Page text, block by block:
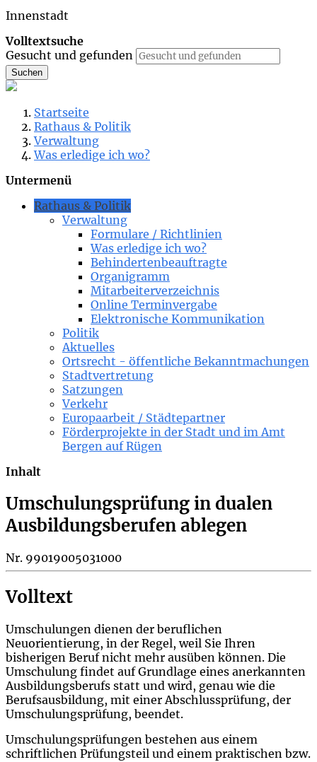
Innenstadt
Volltextsuche
Gesucht und gefunden
Suchen
Startseite
Rathaus & Politik
Verwaltung
Was erledige ich wo?
Untermenü
Rathaus & Politik
Verwaltung
Formulare / Richtlinien
Was erledige ich wo?
Behindertenbeauftragte
Organigramm
Mitarbeiterverzeichnis
Online Terminvergabe
Elektronische Kommunikation
Politik
Aktuelles
Ortsrecht - öffentliche Bekanntmachungen
Stadtvertretung
Satzungen
Verkehr
Europaarbeit / Städtepartner
Förderprojekte in der Stadt und im Amt
Bergen auf Rügen
Inhalt
Umschulungsprüfung in dualen
Ausbildungsberufen ablegen
Nr. 99019005031000
Volltext
Umschulungen dienen der beruflichen
Neuorientierung, in der Regel, weil Sie Ihren
bisherigen Beruf nicht mehr ausüben können. Die
Umschulung findet auf Grundlage eines anerkannten
Ausbildungsberufs statt und wird, genau wie die
Berufsausbildung, mit einer Abschlussprüfung, der
Umschulungsprüfung, beendet.
Umschulungsprüfungen bestehen aus einem
schriftlichen Prüfungsteil und einem praktischen bzw.